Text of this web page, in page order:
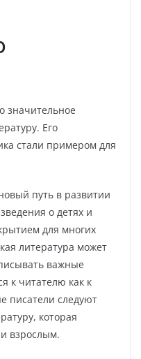
значительное
Его
стали примером для
путь в развитии
о детях и
для многих
литература может
важные
к читателю как к
писатели следуют
которая
взрослым.